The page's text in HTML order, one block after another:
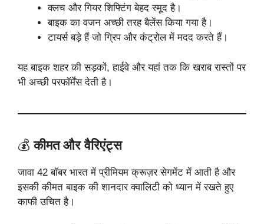
क्लच और गियर शिफ्टिंग बेहद स्मूद है।
बाइक का वजन अच्छी तरह बैलेंस किया गया है।
टायर्स बड़े हैं जो ग्रिप और कंट्रोल में मदद करते हैं।
यह बाइक शहर की सड़कों, हाईवे और यहां तक कि खराब रास्तों पर
भी अच्छी परफॉर्मेंस देती है।
💰कीमत और वैरिएंट्स
जावा 42 बॉबर भारत में प्रीमियम क्रूज़र सेगमेंट में आती है और
इसकी कीमत बाइक की शानदार क्वालिटी को ध्यान में रखते हुए
काफी उचित है।